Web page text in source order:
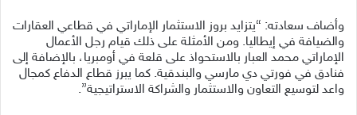
وأضاف سعادته: “يتزايد بروز الاستثمار الإماراتي في قطاعي العقارات
والضيافة في إيطاليا. ومن الأمثلة على ذلك قيام رجل الأعمال
الإماراتي محمد العبار بالاستحواذ على قلعة في أومبريا، بالإضافة إلى
فنادق في فورتي دي مارسي والبندقية. كما يبرز قطاع الدفاع كمجال
واعد لتوسيع التعاون والاستثمار والشراكة الاستراتيجية”.